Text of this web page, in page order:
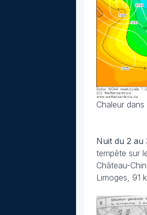
Chaleur
Nuit du 2 au
tempête sur
Château-
Limoges, 91